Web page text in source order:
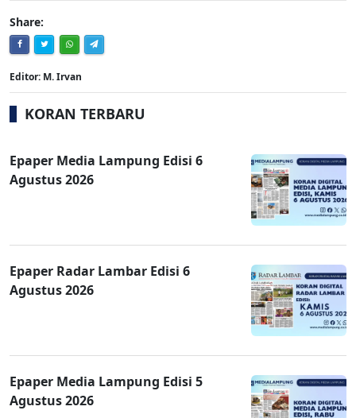
Share:
Editor: M. Irvan
KORAN TERBARU
Epaper Media Lampung Edisi 6
Agustus 2026
Epaper Radar Lambar Edisi 6
Agustus 2026
Epaper Media Lampung Edisi 5
Agustus 2026